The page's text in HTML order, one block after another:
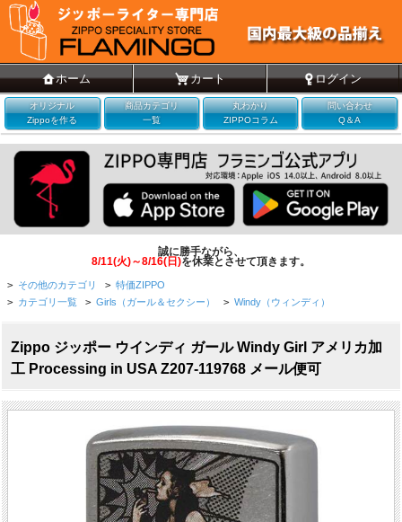
ホーム カート ログイン
オリジナル
Zippoを作る
商品カテゴリ
一覧
丸わかり
ZIPPOコラム
問い合わせ
Q＆A
誠に勝手ながら、
8/11(火)～8/16(日)を休業とさせて頂きます。
> その他のカテゴリ > 特価ZIPPO
> カテゴリ一覧 > Girls（ガール＆セクシー） > Windy（ウィンディ）
Zippo ジッポー ウインディ ガール Windy Girl アメリカ加
工 Processing in USA Z207-119768 メール便可